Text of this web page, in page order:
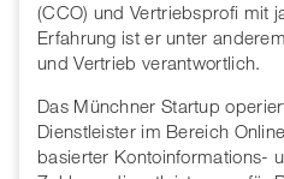
(CCO) und Vertriebsprofi mit
Erfahrung ist er unter
und Vertrieb verantwortlich.
Das Münchner Startup
Dienstleister im Bereich
basierter Kontoinformations-